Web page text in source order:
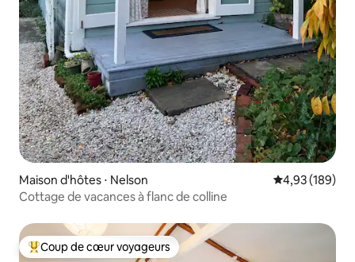
Maison d'hôtes ⋅ Nelson Évaluation
4,93 (189)
Cottage de vacances à flanc de colline
Coups de cœur voyageurs les plus appréciés
Coup de cœur voyageurs